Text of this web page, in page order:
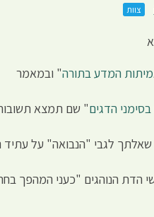
צוות
המדע בתורה" ובמאמר
הדגים" שם תמצא
לגבי "הנבואה" על עתיד
הדת הנוהגים "כעני המהפך